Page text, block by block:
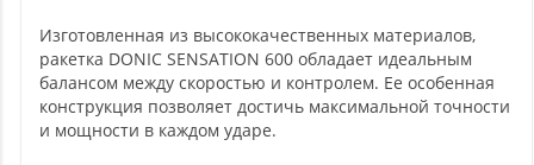
Изготовленная из высококачественных материалов,
ракетка DONIC SENSATION 600 обладает идеальным
балансом между скоростью и контролем. Ее особенная
конструкция позволяет достичь максимальной точности
и мощности в каждом ударе.